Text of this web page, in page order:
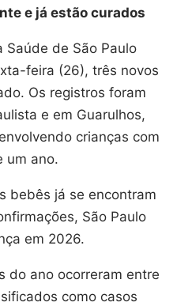
e já estão curados
Saúde de São Paulo
feira (26), três novos
Os registros foram
e em Guarulhos,
crianças com
um ano.
bebês já se encontram
São Paulo
em 2026.
do ano ocorreram entre
como casos